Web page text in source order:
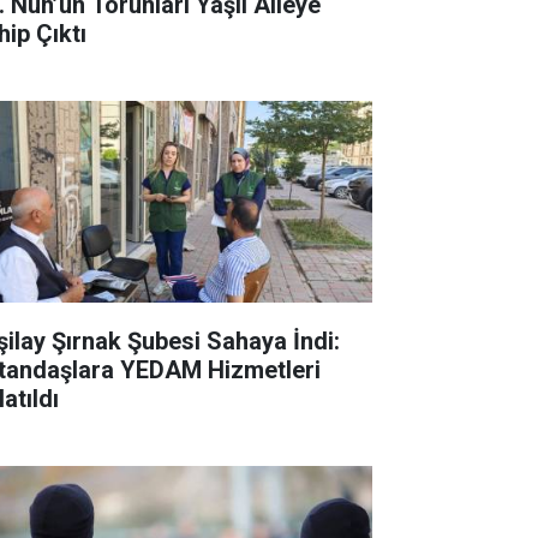
Çıktı
Şırnak Şubesi Sahaya İndi:
YEDAM Hizmetleri